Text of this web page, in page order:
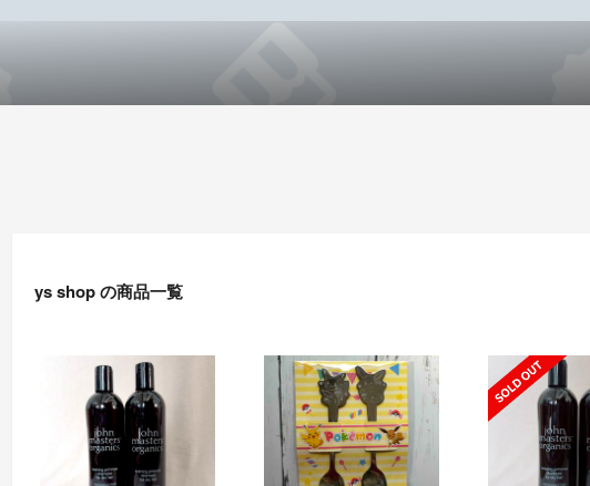
ys shop の商品一覧